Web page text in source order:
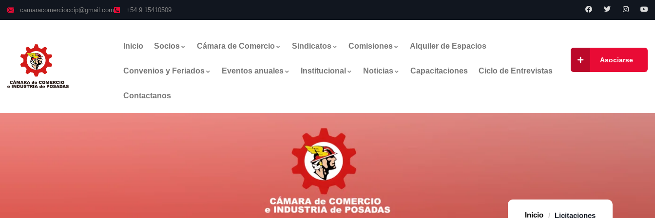
camaracomercioccip@gmail.com +54 9 15410509
Inicio Socios Cámara de Comercio Sindicatos Comisiones Alquiler de Espacios
Convenios y Feriados Eventos anuales Institucional Noticias Capacitaciones Ciclo de Entrevistas
Contactanos
Asociarse
Home Licitaciones